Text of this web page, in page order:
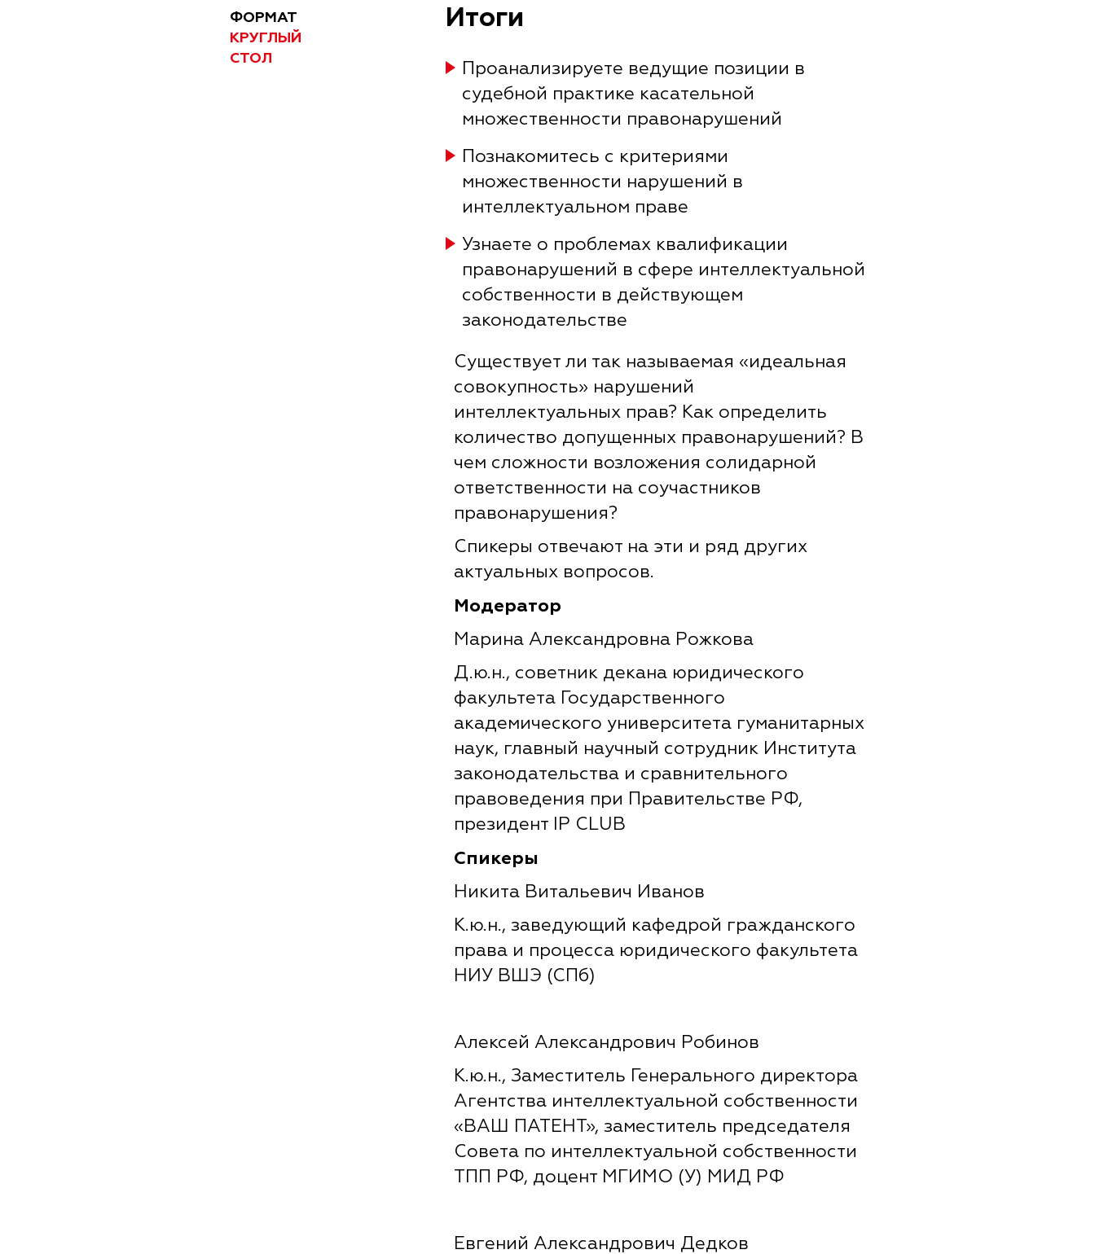
ФОРМАТ
КРУГЛЫЙ
СТОЛ
Итоги
Проанализируете ведущие позиции в
судебной практике касательной
множественности правонарушений
Познакомитесь с критериями
множественности нарушений в
интеллектуальном праве
Узнаете о проблемах квалификации
правонарушений в сфере интеллектуальной
собственности в действующем
законодательстве
Существует ли так называемая «идеальная
совокупность» нарушений
интеллектуальных прав? Как определить
количество допущенных правонарушений? В
чем сложности возложения солидарной
ответственности на соучастников
правонарушения?
Спикеры отвечают на эти и ряд других
актуальных вопросов.
Модератор
Марина Александровна Рожкова
Д.ю.н., советник декана юридического
факультета Государственного
академического университета гуманитарных
наук, главный научный сотрудник Института
законодательства и сравнительного
правоведения при Правительстве РФ,
президент IP CLUB
Спикеры
Никита Витальевич Иванов
К.ю.н., заведующий кафедрой гражданского
права и процесса юридического факультета
НИУ ВШЭ (СПб)
Алексей Александрович Робинов
К.ю.н., Заместитель Генерального директора
Агентства интеллектуальной собственности
«ВАШ ПАТЕНТ», заместитель председателя
Совета по интеллектуальной собственности
ТПП РФ, доцент МГИМО (У) МИД РФ
Евгений Александрович Дедков